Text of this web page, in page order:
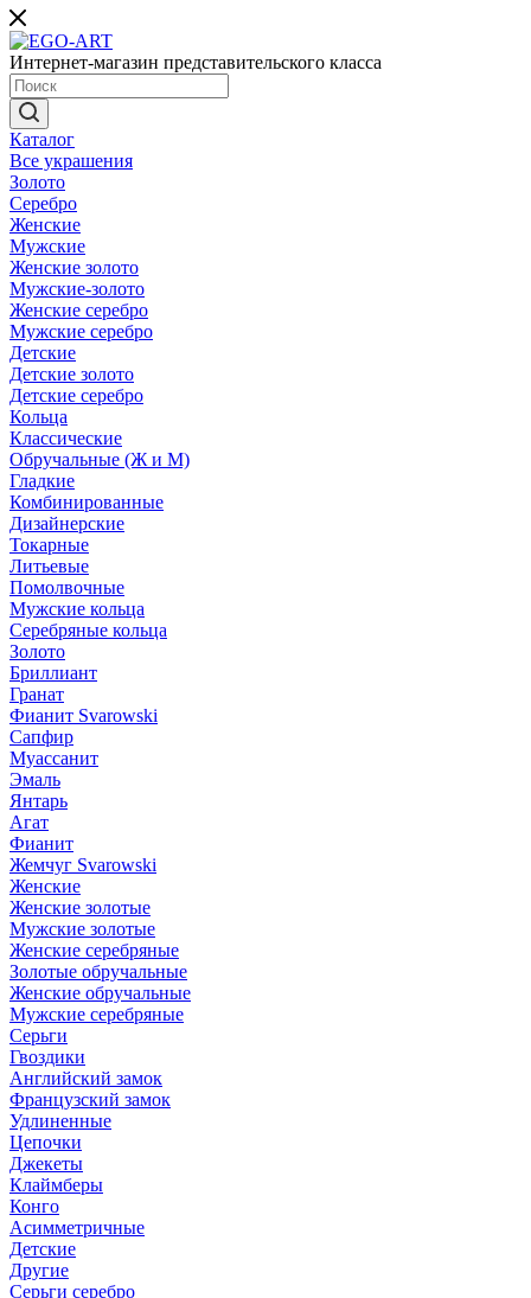
Интернет-магазин представительского класса
Каталог
Все украшения
Золото
Серебро
Женские
Мужские
Женские золото
Мужские-золото
Женские серебро
Мужские серебро
Детские
Детские золото
Детские серебро
Кольца
Классические
Обручальные (Ж и М)
Гладкие
Комбинированные
Дизайнерские
Токарные
Литьевые
Помолвочные
Мужские кольца
Серебряные кольца
Золото
Бриллиант
Гранат
Фианит Svarowski
Сапфир
Муассанит
Эмаль
Янтарь
Агат
Фианит
Жемчуг Svarowski
Женские
Женские золотые
Мужские золотые
Женские серебряные
Золотые обручальные
Женские обручальные
Мужские серебряные
Серьги
Гвоздики
Английский замок
Французский замок
Удлиненные
Цепочки
Джекеты
Клаймберы
Конго
Асимметричные
Детские
Другие
Серьги серебро